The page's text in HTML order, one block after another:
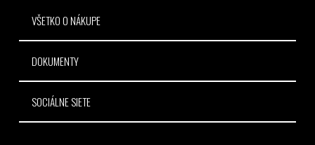
VŠETKO O NÁKUPE
DOKUMENTY
SOCIÁLNE SIETE